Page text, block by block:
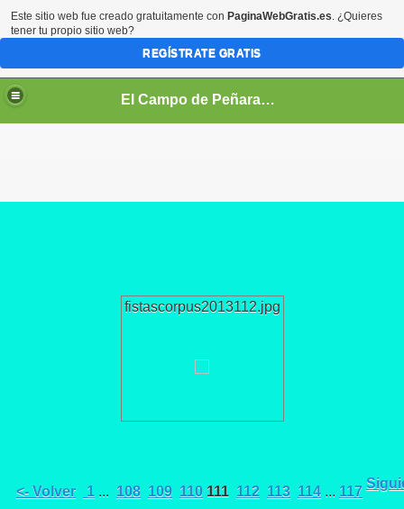
El Campo de Peñaranda (Salamanca)
fistascorpus2013112.jpg
<- Volver 1 ... 108 109 110 111 112 113 114 ... 117
Este sitio web fue creado gratuitamente con PaginaWebGratis.es. ¿Quieres
tener tu propio sitio web?
REGÍSTRATE GRATIS